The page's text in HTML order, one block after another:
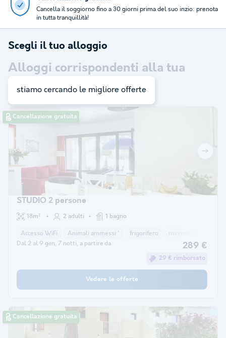
prima del suo inzio: prenota
Migliaia di viaggiatori
Scegli il tuo alloggio
Alloggi corrispondenti alla tua
ricerca:3
Cancellazione gratuita
STUDIO 2 persone
18m² 2 adulti 1 bagno
Accesso WiFi Animali ammessi * frigorifero microonde
Dal 2 al 9 gen, 7 notti, a partire da 289 €
29 € rimborsato
Vedere le offerte
Cancellazione gratuita
stiamo cercando le migliore offerte